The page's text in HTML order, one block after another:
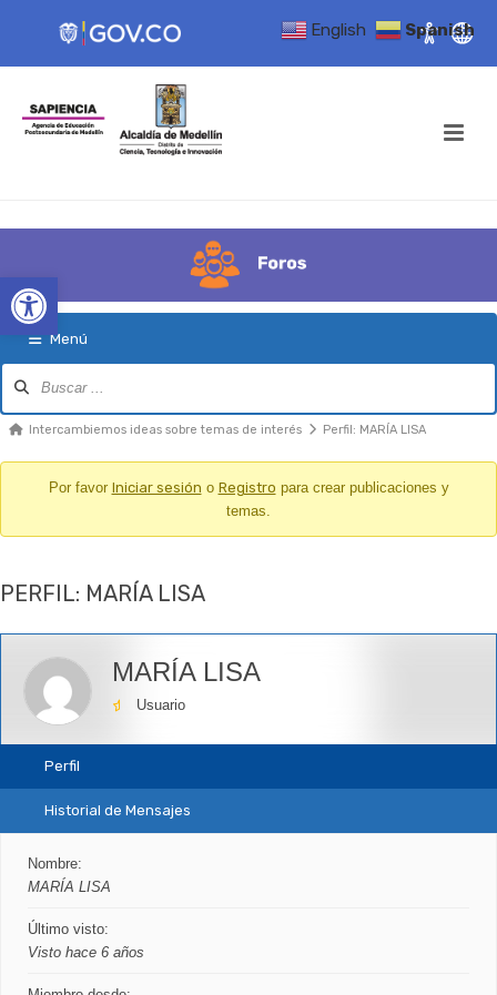
Open toolbar
Menú
Foro
Migajas
aquí:
Intercambiemos ideas sobre temas de interés Perfil: MARÍA LISA
Por favor Iniciar sesión o Registro para crear publicaciones y
temas.
PERFIL: MARÍA LISA
MARÍA LISA
Usuario
Perfil
Historial de Mensajes
Nombre:
MARÍA LISA
Último visto:
Visto hace 6 años
English Spanish